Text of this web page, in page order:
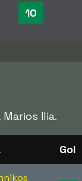
10
Ilia.
Gol